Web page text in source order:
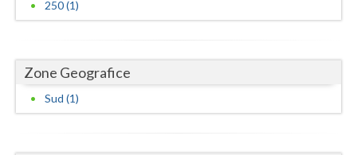
Dolj
Giurgiu
Gorj
250 (1)
Zone Geografice
Sud (1)